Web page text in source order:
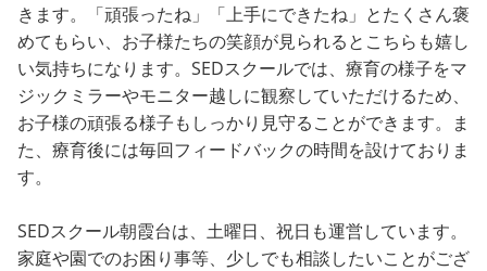
きます。「頑張ったね」「上手にできたね」とたくさん褒
めてもらい、お子様たちの笑顔が見られるとこちらも嬉し
い気持ちになります。SEDスクールでは、療育の様子をマ
ジックミラーやモニター越しに観察していただけるため、
お子様の頑張る様子もしっかり見守ることができます。ま
た、療育後には毎回フィードバックの時間を設けておりま
す。
SEDスクール朝霞台は、土曜日、祝日も運営しています。
家庭や園でのお困り事等、少しでも相談したいことがござ